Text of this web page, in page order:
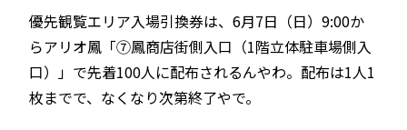
優先観覧エリア入場引換券は、6月7日（日）9:00か
らアリオ鳳「⑦鳳商店街側入口（1階立体駐車場側入
口）」で先着100人に配布されるんやわ。配布は1人1
枚までで、なくなり次第終了やで。